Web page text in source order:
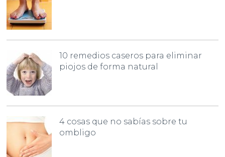
10 remedios caseros para eliminar
piojos de forma natural
4 cosas que no sabías sobre tu
ombligo